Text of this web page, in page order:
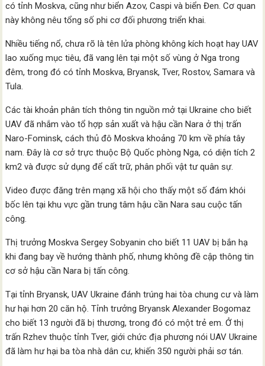
có tỉnh Moskva, cũng như biển Azov, Caspi và biển Đen. Cơ quan
này không nêu tổng số phi cơ đối phương triển khai.
Nhiều tiếng nổ, chưa rõ là tên lửa phòng không kích hoạt hay UAV
lao xuống mục tiêu, đã vang lên tại một số vùng ở Nga trong
đêm, trong đó có tỉnh Moskva, Bryansk, Tver, Rostov, Samara và
Tula.
Các tài khoản phân tích thông tin nguồn mở tại Ukraine cho biết
UAV đã nhắm vào tổ hợp sản xuất và hậu cần Nara ở thị trấn
Naro-Fominsk, cách thủ đô Moskva khoảng 70 km về phía tây
nam. Đây là cơ sở trực thuộc Bộ Quốc phòng Nga, có diện tích 2
km2 và được sử dụng để cất trữ, phân phối vật tư quân sự.
Video được đăng trên mạng xã hội cho thấy một số đám khói
bốc lên tại khu vực gần trung tâm hậu cần Nara sau cuộc tấn
công.
Thị trưởng Moskva Sergey Sobyanin cho biết 11 UAV bị bắn hạ
khi đang bay về hướng thành phố, nhưng không đề cập thông tin
cơ sở hậu cần Nara bị tấn công.
Tại tỉnh Bryansk, UAV Ukraine đánh trúng hai tòa chung cư và làm
hư hại hơn 20 căn hộ. Tỉnh trưởng Bryansk Alexander Bogomaz
cho biết 13 người đã bị thương, trong đó có một trẻ em. Ở thị
trấn Rzhev thuộc tỉnh Tver, giới chức địa phương nói UAV Ukraine
đã làm hư hại ba tòa nhà dân cư, khiến 350 người phải sơ tán.